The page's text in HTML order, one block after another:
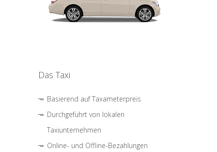
Das Taxi
Basierend auf Taxameterpreis
Durchgeführt von lokalen
Taxiunternehmen
Online- und Offline-Bezahlungen